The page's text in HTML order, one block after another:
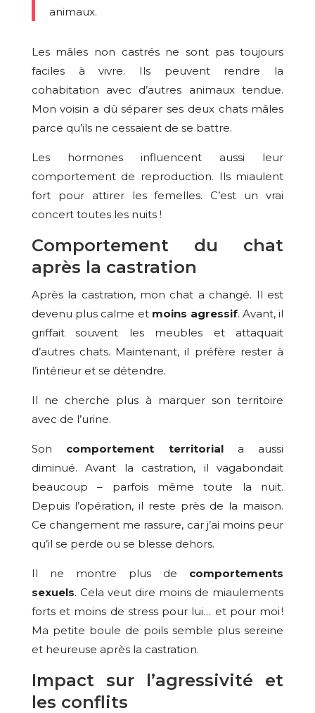
animaux.
Les mâles non castrés ne sont pas toujours
faciles à vivre. Ils peuvent rendre la
cohabitation avec d’autres animaux tendue.
Mon voisin a dû séparer ses deux chats mâles
parce qu’ils ne cessaient de se battre.
Les hormones influencent aussi leur
comportement de reproduction. Ils miaulent
fort pour attirer les femelles. C’est un vrai
concert toutes les nuits !
Comportement du chat
après la castration
Après la castration, mon chat a changé. Il est
devenu plus calme et moins agressif. Avant, il
griffait souvent les meubles et attaquait
d’autres chats. Maintenant, il préfère rester à
l’intérieur et se détendre.
Il ne cherche plus à marquer son territoire
avec de l’urine.
Son comportement territoriala aussi
diminué. Avant la castration, il vagabondait
beaucoup – parfois même toute la nuit.
Depuis l’opération, il reste près de la maison.
Ce changement me rassure, car j’ai moins peur
qu’il se perde ou se blesse dehors.
Il ne montre plus de comportements
sexuels. Cela veut dire moins de miaulements
forts et moins de stress pour lui… et pour moi !
Ma petite boule de poils semble plus sereine
et heureuse après la castration.
Impact sur l’agressivité et
les conflits